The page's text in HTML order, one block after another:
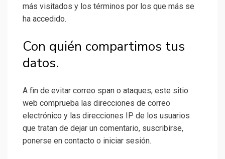
más visitados y los términos por los que más se
ha accedido.
Con quién compartimos tus
datos.
A fin de evitar correo span o ataques, este sitio
web comprueba las direcciones de correo
electrónico y las direcciones IP de los usuarios
que tratan de dejar un comentario, suscribirse,
ponerse en contacto o iniciar sesión.